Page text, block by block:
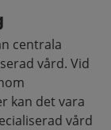
centrala
vård. Vid
kan det vara
vård